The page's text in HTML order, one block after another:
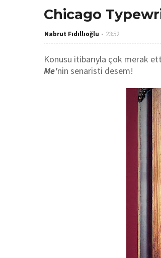
Chicago
Nabrut Fıdıllıoğlu 23:52
Konusu itibarıyla çok merak
Me'nin senaristi desem!